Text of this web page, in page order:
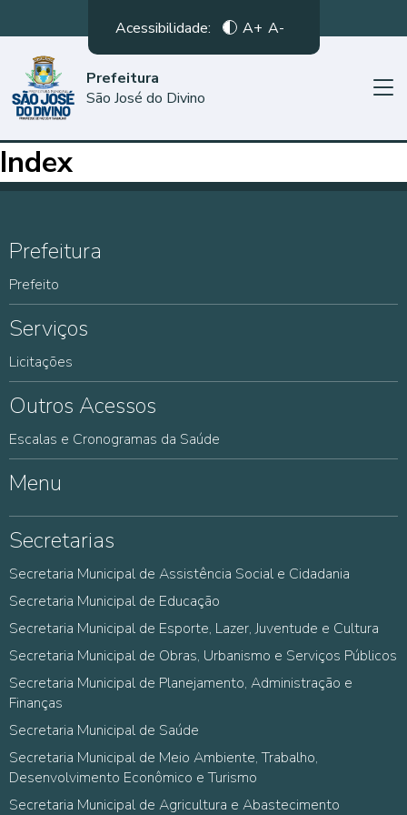
Acessibilidade: A+ A-
Prefeitura
São José do Divino
Index
Prefeitura
Prefeito
Serviços
Licitações
Outros Acessos
Escalas e Cronogramas da Saúde
Menu
Secretarias
Secretaria Municipal de Assistência Social e Cidadania
Secretaria Municipal de Educação
Secretaria Municipal de Esporte, Lazer, Juventude e Cultura
Secretaria Municipal de Obras, Urbanismo e Serviços Públicos
Secretaria Municipal de Planejamento, Administração e
Finanças
Secretaria Municipal de Saúde
Secretaria Municipal de Meio Ambiente, Trabalho,
Desenvolvimento Econômico e Turismo
Secretaria Municipal de Agricultura e Abastecimento